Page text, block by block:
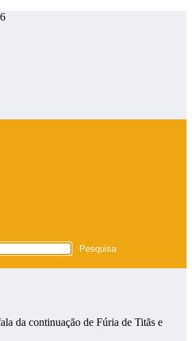
da continuação de Fúria de Titãs e